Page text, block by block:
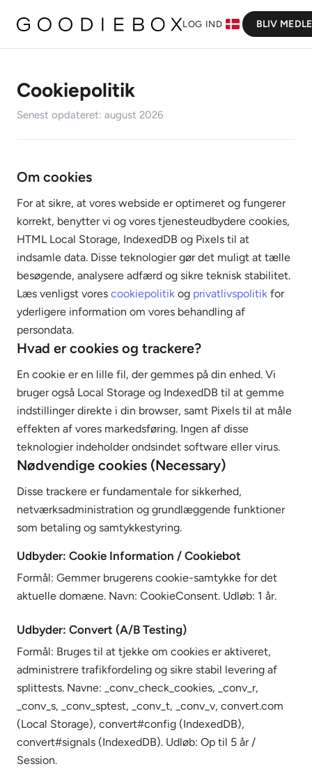
LOG IND BLIV
Cookiepolitik
Senest opdateret: august 2026
Om cookies
For at sikre, at vores webside er optimeret og fungerer
korrekt, benytter vi og vores tjenesteudbydere cookies,
HTML Local Storage, IndexedDB og Pixels til at
indsamle data. Disse teknologier gør det muligt at tælle
besøgende, analysere adfærd og sikre teknisk stabilitet.
Læs venligst vores cookiepolitik og privatlivspolitik for
yderligere information om vores behandling af
persondata.
Hvad er cookies og trackere?
En cookie er en lille fil, der gemmes på din enhed. Vi
bruger også Local Storage og IndexedDB til at gemme
indstillinger direkte i din browser, samt Pixels til at måle
effekten af vores markedsføring. Ingen af disse
teknologier indeholder ondsindet software eller virus.
Nødvendige cookies (Necessary)
Disse trackere er fundamentale for sikkerhed,
netværksadministration og grundlæggende funktioner
som betaling og samtykkestyring.
Udbyder: Cookie Information / Cookiebot
Formål: Gemmer brugerens cookie-samtykke for det
aktuelle domæne. Navn: CookieConsent. Udløb: 1 år.
Udbyder: Convert (A/B Testing)
Formål: Bruges til at tjekke om cookies er aktiveret,
administrere trafikfordeling og sikre stabil levering af
splittests. Navne: _conv_check_cookies, _conv_r,
_conv_s, _conv_sptest, _conv_t, _conv_v, convert.com
(Local Storage), convert#config (IndexedDB),
convert#signals (IndexedDB). Udløb: Op til 5 år /
Session.